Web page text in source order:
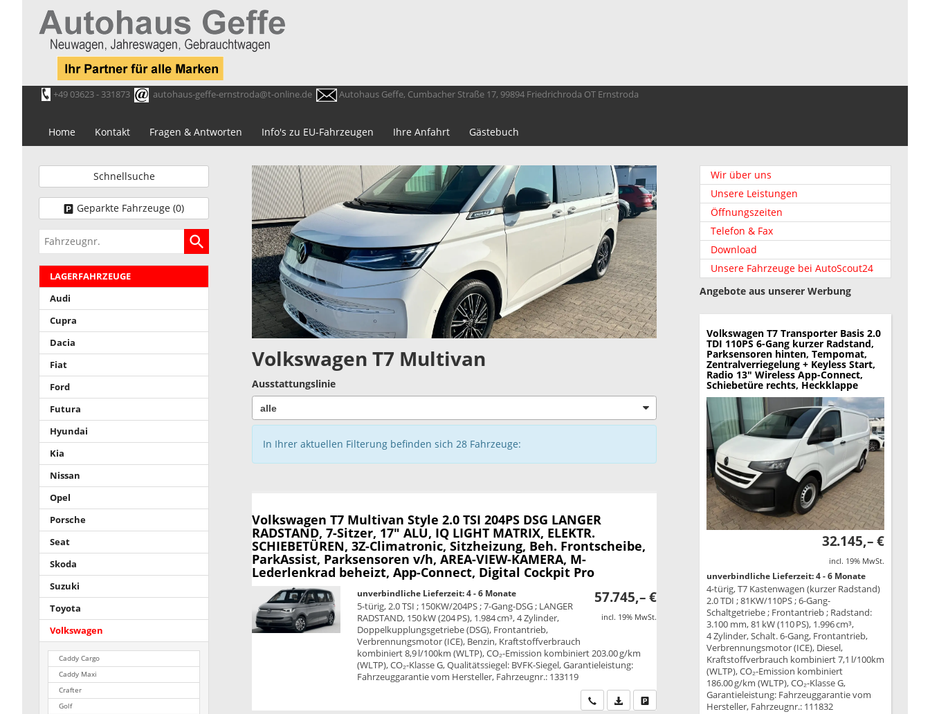
+49 03623 - 331873 autohaus-geffe-ernstroda@t-online.de Autohaus Geffe, Cumbacher Straße 17, 99894 Friedrichroda OT Ernstroda
Home Kontakt Fragen & Antworten Info's zu EU-Fahrzeugen Ihre Anfahrt Gästebuch
Volkswagen T7 Multivan
Ausstattungslinie
In Ihrer aktuellen Filterung befinden sich 28Fahrzeuge:
Volkswagen T7 Multivan Style 2.0 TSI 204PS DSG LANGER
RADSTAND, 7-Sitzer, 17" ALU, IQ LIGHT MATRIX, ELEKTR.
SCHIEBETÜREN, 3Z-Climatronic, Sitzheizung, Beh. Frontscheibe,
ParkAssist, Parksensoren v/h, AREA-VIEW-KAMERA, M-
Lederlenkrad beheizt, App-Connect, Digital Cockpit Pro
57.745,– €
incl. 19% MwSt.
unverbindliche Lieferzeit: 4 - 6 Monate
5-türig, 2.0 TSI ; 150KW/204PS ; 7-Gang-DSG ; LANGER
RADSTAND, 150 kW (204 PS), 1.984 cm³, 4 Zylinder,
Doppelkupplungsgetriebe (DSG), Frontantrieb,
Verbrennungsmotor (ICE), Benzin, Kraftstoffverbrauch
kombiniert 8,9 l/100km (WLTP), CO₂-Emission kombiniert 203.00 g/km
(WLTP), CO₂-Klasse G, Qualitätssiegel: BVFK-Siegel, Garantieleistung:
Fahrzeuggarantie vom Hersteller, Fahrzeugnr.: 133119
Wir rufen Sie anPDF-Datei, Fahrzeugexposé drucken
Drucken, parken oder vergleichen
Schnellsuche
Geparkte Fahrzeuge (0)
Fahrzeugnr.
LAGERFAHRZEUGE
Audi
Cupra
Dacia
Fiat
Ford
Futura
Hyundai
Kia
Nissan
Opel
Porsche
Seat
Skoda
Suzuki
Toyota
Volkswagen
Caddy Cargo
Caddy Maxi
Crafter
Golf
Wir über uns
Unsere Leistungen
Öffnungszeiten
Telefon & Fax
Download
Unsere Fahrzeuge bei AutoScout24
Angebote aus unserer Werbung
Volkswagen T7 Transporter Basis 2.0
TDI 110PS 6-Gang kurzer Radstand,
Parksensoren hinten, Tempomat,
Zentralverriegelung + Keyless Start,
Radio 13" Wireless App-Connect,
Schiebetüre rechts, Heckklappe
32.145,– €
incl. 19% MwSt.
unverbindliche Lieferzeit: 4 - 6 Monate
4-türig, T7 Kastenwagen (kurzer Radstand)
2.0 TDI ; 81KW/110PS ; 6-Gang-
Schaltgetriebe ; Frontantrieb ; Radstand:
3.100 mm, 81 kW (110 PS), 1.996 cm³,
4 Zylinder, Schalt. 6-Gang, Frontantrieb,
Verbrennungsmotor (ICE), Diesel,
Kraftstoffverbrauch kombiniert 7,1 l/100km
(WLTP), CO₂-Emission kombiniert
186.00 g/km (WLTP), CO₂-Klasse G,
Garantieleistung: Fahrzeuggarantie vom
Hersteller, Fahrzeugnr.: 111832